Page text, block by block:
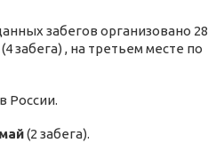
забегов организовано 28
забега) , на третьем месте по
России.
май(2 забега).